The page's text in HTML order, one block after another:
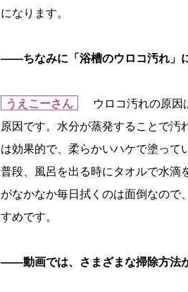
になります。
――ちなみに「浴槽のウロコ汚れ」
うえこーさん
ウロコ汚れの原因
原因です。水分が蒸発することで汚
は効果的で、柔らかいハケで塗って
普段、風呂を出る時にタオルで水滴
がなかなか毎日拭くのは面倒なので
すめです。
――動画では、さまざまな掃除方法